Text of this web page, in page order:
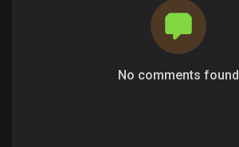
No comments found